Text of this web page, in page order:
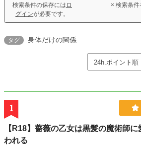
検索条件の保存には ロ
グインが必要です。
× 検索条
タグ 身体だけの関係
1
【R18】薔薇の乙女は黒髪の魔術師
われる